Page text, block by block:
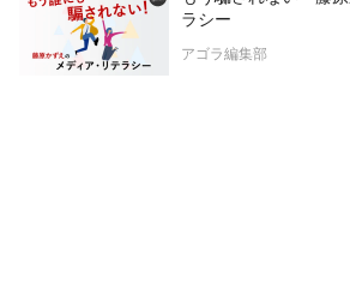
ラシー
アゴラ編集部